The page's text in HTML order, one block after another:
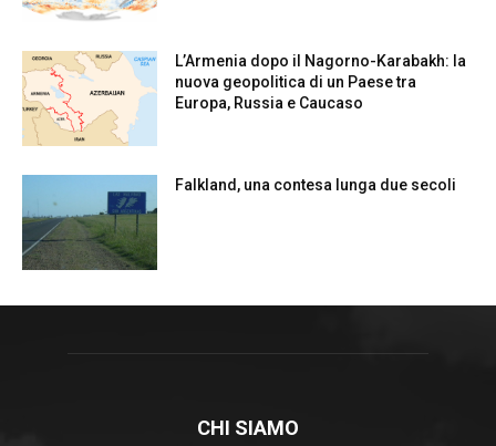
L’Armenia dopo il Nagorno-Karabakh: la
nuova geopolitica di un Paese tra
Europa, Russia e Caucaso
Falkland, una contesa lunga due secoli
CHI SIAMO